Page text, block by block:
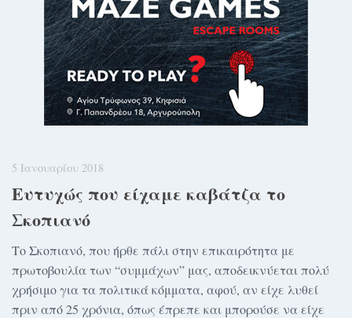
5 Ιανουαρίου 2018
Ευτυχώς που είχαμε καβάτζα το
Σκοπιανό
Το Σκοπιανό, που ήρθε πάλι στην επικαιρότητα με
πρωτοβουλία των “συμμάχων” μας, αποδεικνύεται πολύ
χρήσιμο για τα πολιτικά κόμματα, αφού, αν είχε λυθεί
πριν από 25 χρόνια, όπως έπρεπε και μπορούσε να είχε